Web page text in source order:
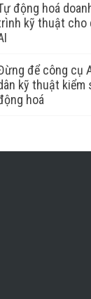
động hoá
kỹ thuật cho
để công cụ
kỹ thuật
hoá